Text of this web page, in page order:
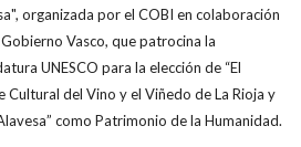
organizada por el COBI en colaboración
Vasco, que patrocina la
UNESCO para la elección de “El
Cultural del Vino y el Viñedo de La Rioja y
como Patrimonio de la Humanidad.